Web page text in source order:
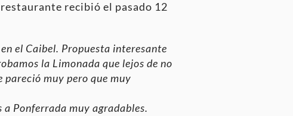
recibió el pasado 12
el Caibel. Propuesta interesante
la Limonada que lejos de no
muy pero que muy
Ponferrada muy agradables.